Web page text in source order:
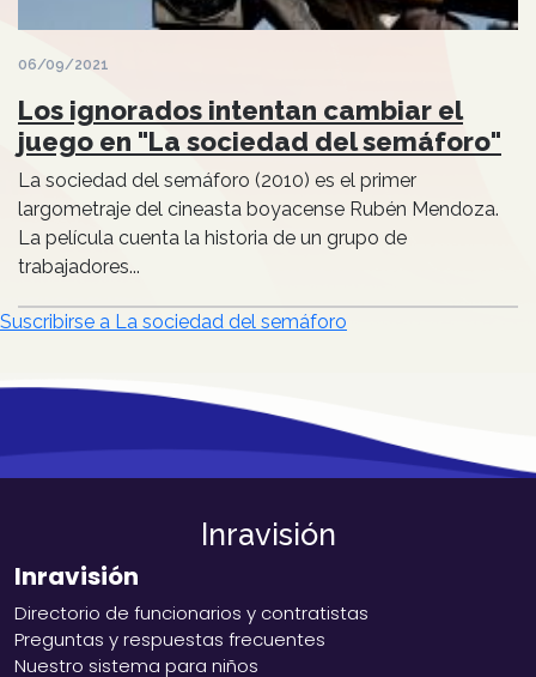
06/09/2021
Los ignorados intentan cambiar el
juego en "La sociedad del semáforo"
La sociedad del semáforo (2010) es el primer
largometraje del cineasta boyacense Rubén Mendoza.
La película cuenta la historia de un grupo de
trabajadores...
Suscribirse a La sociedad del semáforo
Inravisión
Inravisión
Directorio de funcionarios y contratistas
Preguntas y respuestas frecuentes
Nuestro sistema para niños